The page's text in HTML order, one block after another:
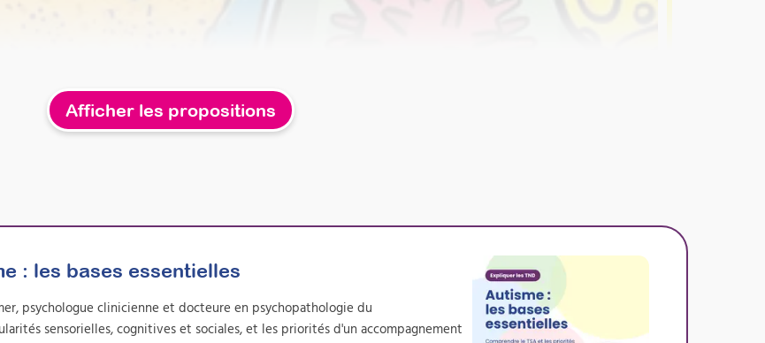
Afficher les propositions
: les bases essentielles
psychologue clinicienne et docteure en psychopathologie du
sensorielles, cognitives et sociales, et les priorités d'un accompagnement